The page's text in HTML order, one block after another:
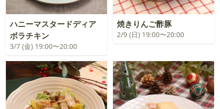
ハニーマスタードディア
ボラチキン
3/7 (金) 19:00〜20:00
焼きりんご酢豚
2/9 (日) 19:00〜20:00